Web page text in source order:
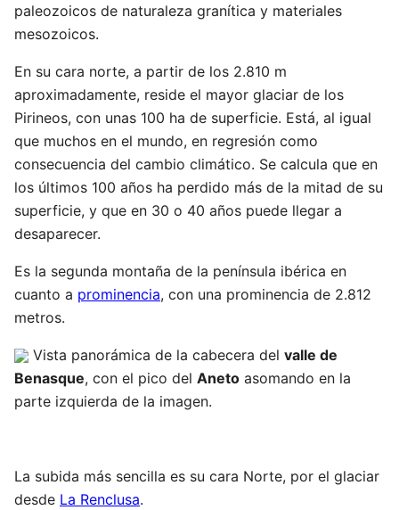
paleozoicos de naturaleza granítica y materiales
mesozoicos.
En su cara norte, a partir de los 2.810 m
aproximadamente, reside el mayor glaciar de los
Pirineos, con unas 100 ha de superficie. Está, al igual
que muchos en el mundo, en regresión como
consecuencia del cambio climático. Se calcula que en
los últimos 100 años ha perdido más de la mitad de su
superficie, y que en 30 o 40 años puede llegar a
desaparecer.
Es la segunda montaña de la península ibérica en
cuanto a prominencia, con una prominencia de 2.812
metros.
Vista panorámica de la cabecera del valle de
Benasque, con el pico del Aneto asomando en la
parte izquierda de la imagen.
La subida más sencilla es su cara Norte, por el glaciar
desde La Renclusa.